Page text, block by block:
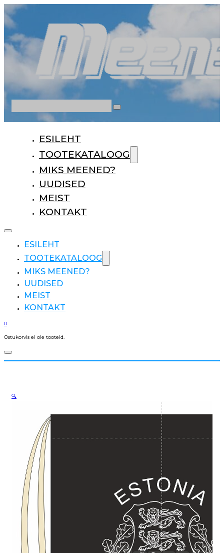
ESILEHT
TOOTEKATALOOG
MIKS MEENED?
UUDISED
MEIST
KONTAKT
ESILEHT
TOOTEKATALOOG
MIKS MEENED?
UUDISED
MEIST
KONTAKT
0
Ostukorvis ei ole tooteid.
🔍